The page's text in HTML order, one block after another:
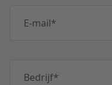
E-mail*
Bedrijf*